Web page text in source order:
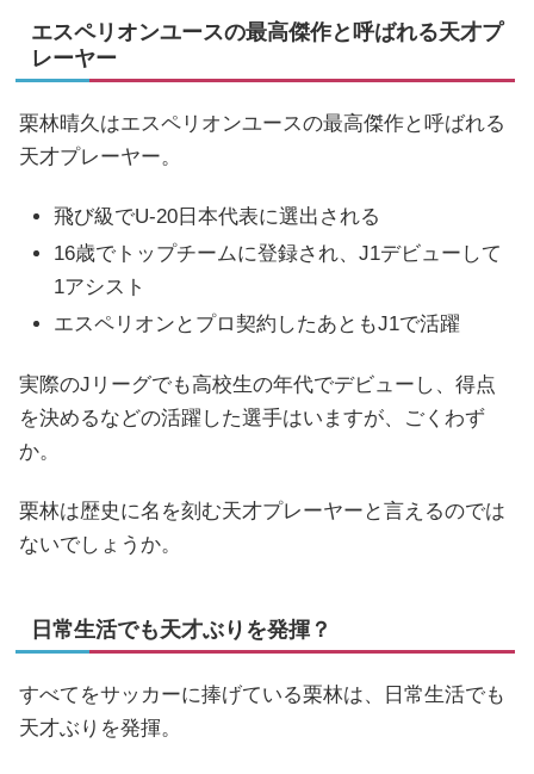
エスペリオンユースの最高傑作と呼ばれる天才プ
レーヤー
栗林晴久はエスペリオンユースの最高傑作と呼ばれる
天才プレーヤー。
飛び級でU-20日本代表に選出される
16歳でトップチームに登録され、J1デビューして
1アシスト
エスペリオンとプロ契約したあともJ1で活躍
実際のJリーグでも高校生の年代でデビューし、得点
を決めるなどの活躍した選手はいますが、ごくわず
か。
栗林は歴史に名を刻む天才プレーヤーと言えるのでは
ないでしょうか。
日常生活でも天才ぶりを発揮？
すべてをサッカーに捧げている栗林は、日常生活でも
天才ぶりを発揮。